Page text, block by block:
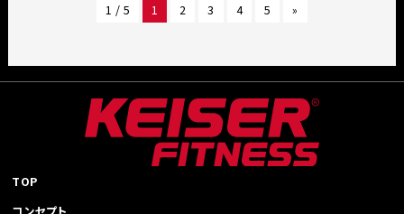
1 / 5 1 2 3 4 5 »
TOP